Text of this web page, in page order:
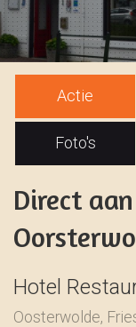
Actie
Foto's
Direct
Hotel
Oosterwolde,